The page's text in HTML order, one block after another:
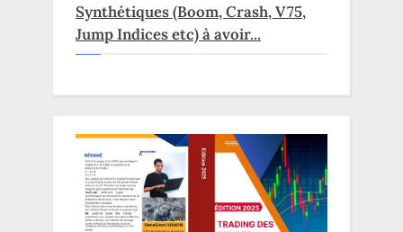
Synthétiques (Boom, Crash, V75,
Jump Indices etc) à avoir...